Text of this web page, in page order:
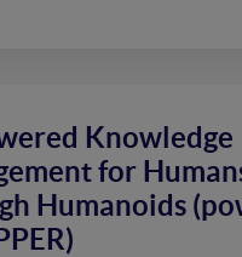
Knowledge
for
Humanoids